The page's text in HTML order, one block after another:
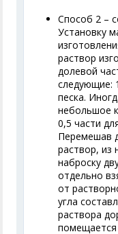
Способ 2 –
Установку
раствор
долевой
следующие:
песка.
небольшое
0,5 части
Перемешав
раствор, из
наброску
отдельно
от
угла
раствора
помещается